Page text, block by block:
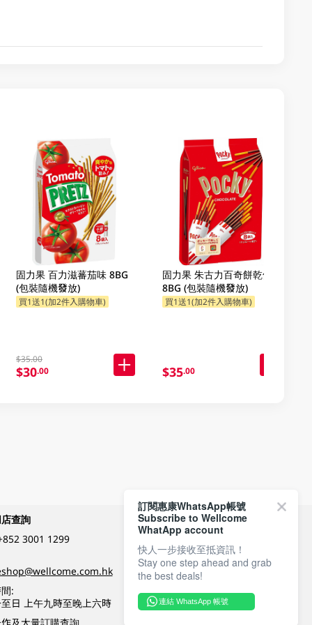
固力果 百力滋蕃茄味 8BG
(包裝隨機發放)
買1送1(加2件入購物車)
$35.00
$30.00
固力果 朱古力百奇餅乾條
8BG (包裝隨機發放)
買1送1(加2件入購物車)
$35.00
查詢
3001 1299
:
日 上午九時至晚上六時
付款方式
關注我們
訂閱惠康WhatsApp帳號
Subscribe to Wellcome
WhatApp account
快人一步接收至抵資訊！
Stay one step ahead and grab
the best deals!
連結 WhatsApp 帳號